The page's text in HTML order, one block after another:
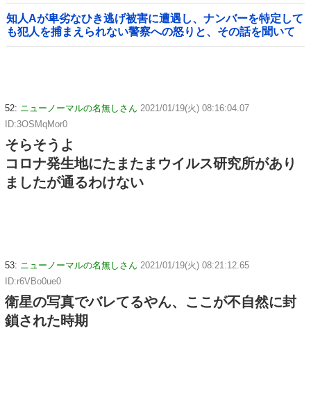
知人Aが卑劣なひき逃げ被害に遭遇し、ナンバーを特定して
も犯人を捕まえられない警察への怒りと、その話を聞いて
「逃げた方が得じゃん」と言い放ったBの神経がわからん
52: ニューノーマルの名無しさん 2021/01/19(火) 08:16:04.07
ID:3OSMqMor0
そらそうよ
コロナ発生地にたまたまウイルス研究所があり
ましたが通るわけない
53: ニューノーマルの名無しさん 2021/01/19(火) 08:21:12.65
ID:r6VBo0ue0
衛星の写真でバレてるやん、ここが不自然に封
鎖された時期